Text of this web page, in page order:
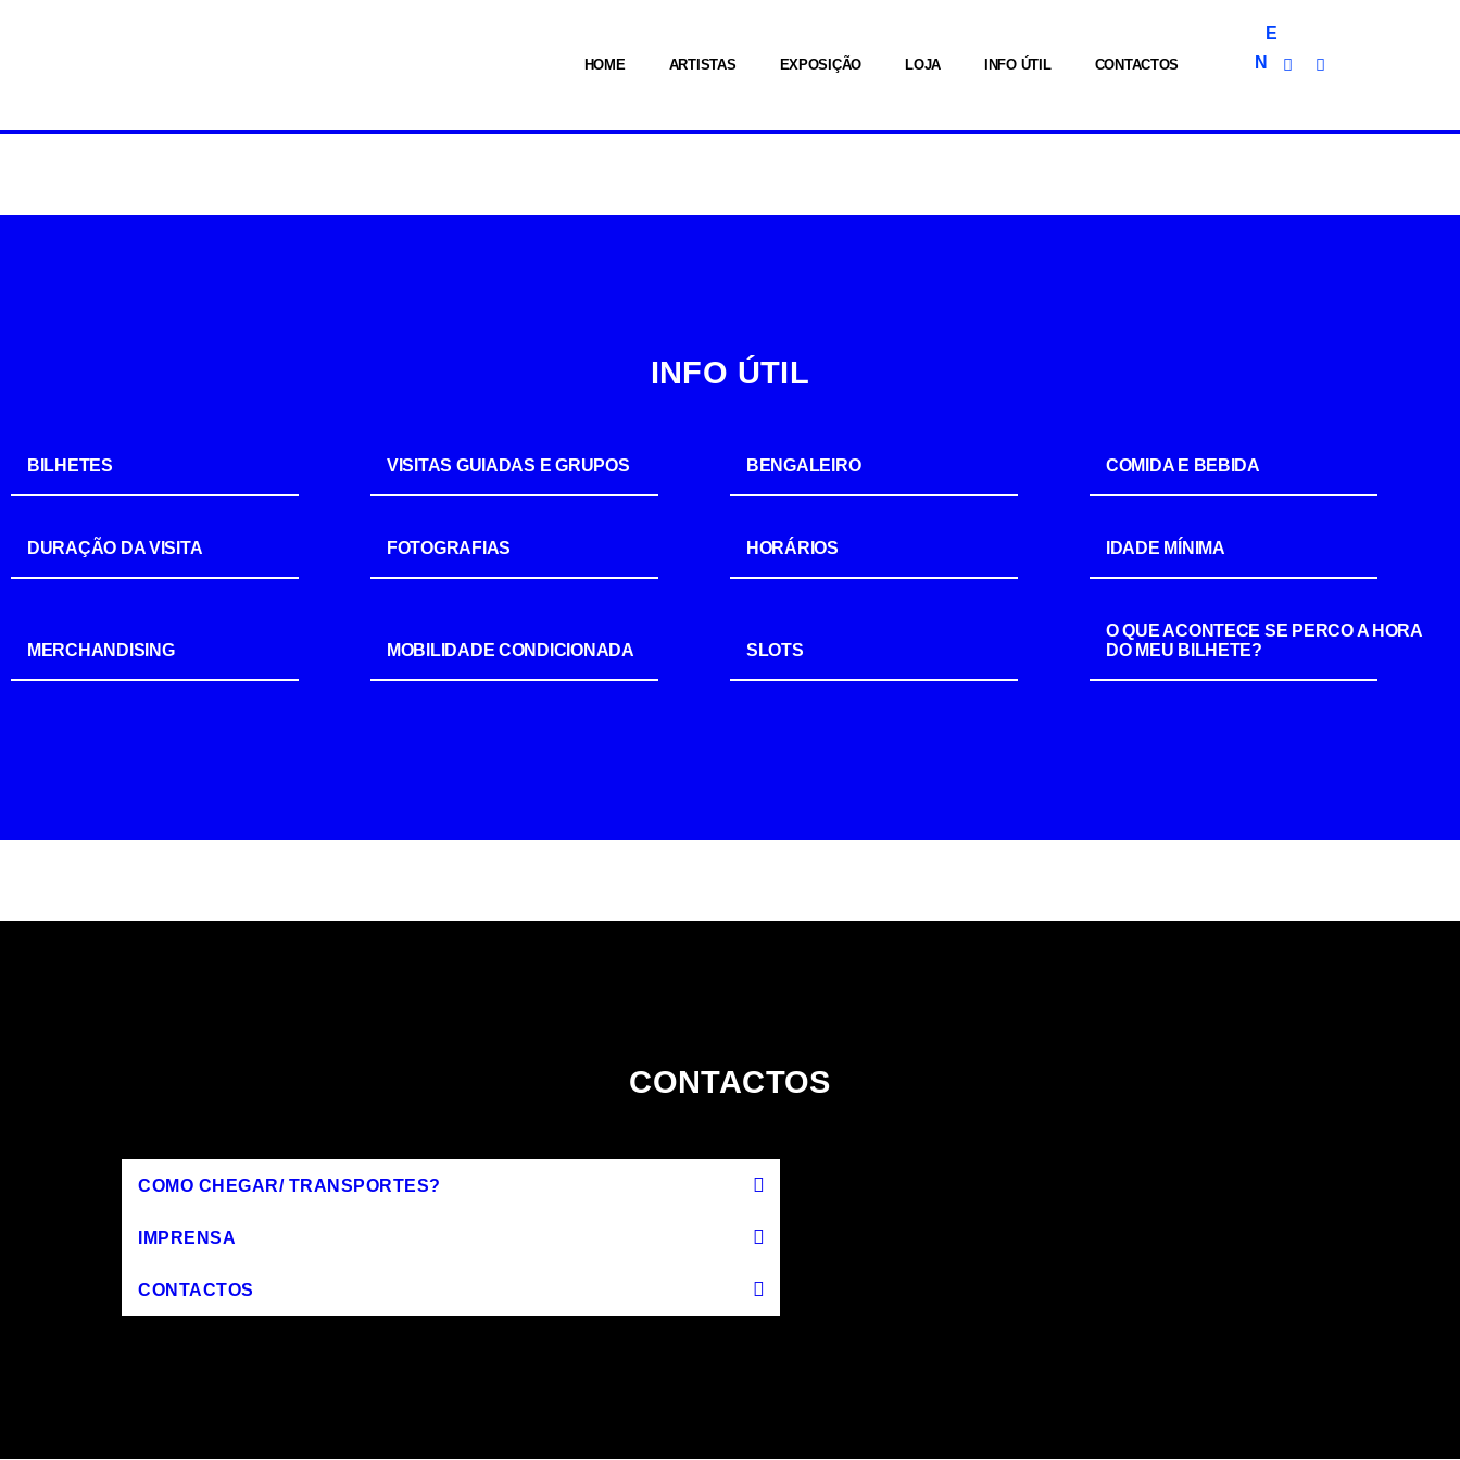
HOME ARTISTAS EXPOSIÇÃO LOJA INFO ÚTIL CONTACTOS
E
N
INFO ÚTIL
BILHETES VISITAS GUIADAS E GRUPOS BENGALEIRO COMIDA E BEBIDA
DURAÇÃO DA VISITA FOTOGRAFIAS HORÁRIOS IDADE MÍNIMA
MERCHANDISING MOBILIDADE CONDICIONADA SLOTS
O QUE ACONTECE SE PERCO A HORA
DO MEU BILHETE?
CONTACTOS
COMO CHEGAR/ TRANSPORTES?
IMPRENSA
CONTACTOS